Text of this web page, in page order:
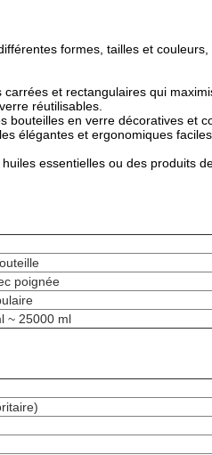
formes, tailles et
carrées et rectangulaires qui
réutilisables.
bouteilles en verre décoratives et
élégantes et ergonomiques
essentielles ou des produits
poignée
~ 25000 ml